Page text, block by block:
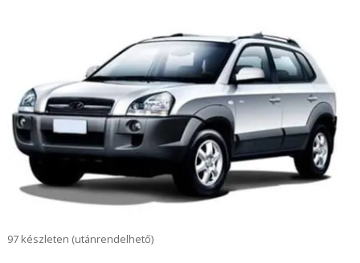
97 készleten (utánrendelhető)